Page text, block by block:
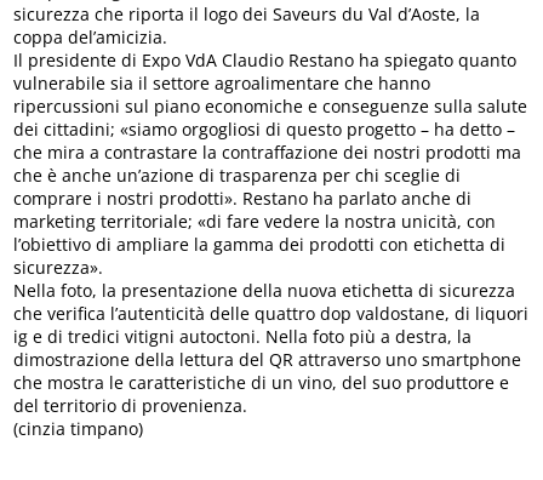
sicurezza che riporta il logo dei Saveurs du Val d’Aoste, la
coppa del’amicizia.
Il presidente di Expo VdA Claudio Restano ha spiegato quanto
vulnerabile sia il settore agroalimentare che hanno
ripercussioni sul piano economiche e conseguenze sulla salute
dei cittadini; «siamo orgogliosi di questo progetto – ha detto –
che mira a contrastare la contraffazione dei nostri prodotti ma
che è anche un’azione di trasparenza per chi sceglie di
comprare i nostri prodotti». Restano ha parlato anche di
marketing territoriale; «di fare vedere la nostra unicità, con
l’obiettivo di ampliare la gamma dei prodotti con etichetta di
sicurezza».
Nella foto, la presentazione della nuova etichetta di sicurezza
che verifica l’autenticità delle quattro dop valdostane, di liquori
ig e di tredici vitigni autoctoni. Nella foto più a destra, la
dimostrazione della lettura del QR attraverso uno smartphone
che mostra le caratteristiche di un vino, del suo produttore e
del territorio di provenienza.
(cinzia timpano)